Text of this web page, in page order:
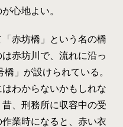
心地よい。
赤坊橋」という名の橋
赤坊川で、流れに沿っ
」が設けられている。
わからないかもしれな
、刑務所に収容中の受
業時になると、赤い衣